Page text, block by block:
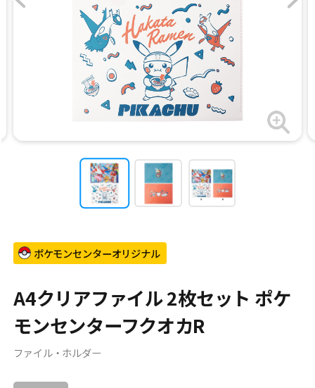
ポケモンセンターオリジナル
A4クリアファイル 2枚セット ポケ
モンセンターフクオカR
ファイル・ホルダー